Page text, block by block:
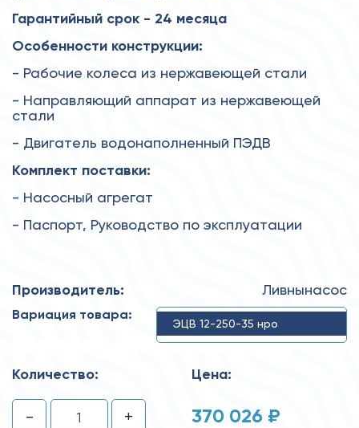
Гарантийный срок - 24 месяца
Особенности конструкции:
- Рабочие колеса из нержавеющей стали
- Направляющий аппарат из нержавеющей
стали
- Двигатель водонаполненный ПЭДВ
Комплект поставки:
- Насосный агрегат
- Паспорт, Руководство по эксплуатации
Производитель: Ливнынасос
Вариация товара:
ЭЦВ 12-250-35 нро
Количество:
- +
Цена:
370 026 ₽